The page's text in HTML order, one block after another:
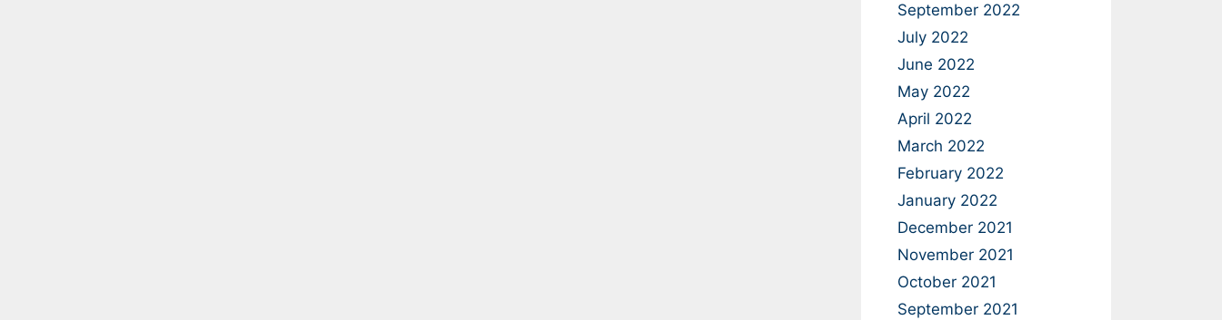
September 2022
July 2022
June 2022
May 2022
April 2022
March 2022
February 2022
January 2022
December 2021
November 2021
October 2021
September 2021